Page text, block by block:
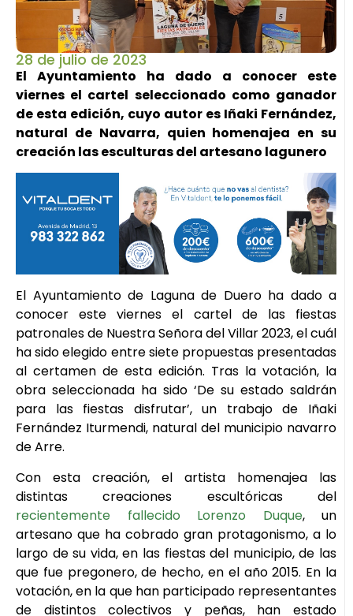
28 de julio de 2023
El Ayuntamiento ha dado a conocer este
viernes el cartel seleccionado como ganador
de esta edición, cuyo autor es Iñaki Fernández,
natural de Navarra, quien homenajea en su
creación las esculturas del artesano lagunero
El Ayuntamiento de Laguna de Duero ha dado a
conocer este viernes el cartel de las fiestas
patronales de Nuestra Señora del Villar 2023, el cuál
ha sido elegido entre siete propuestas presentadas
al certamen de esta edición. Tras la votación, la
obra seleccionada ha sido ‘De su estado saldrán
para las fiestas disfrutar’, un trabajo de Iñaki
Fernández Iturmendi, natural del municipio navarro
de Arre.
Con esta creación, el artista homenajea las
distintas creaciones escultóricas del
recientemente fallecido Lorenzo Duque, un
artesano que ha cobrado gran protagonismo, a lo
largo de su vida, en las fiestas del municipio, de las
que fue pregonero, de hecho, en el año 2015. En la
votación, en la que han participado representantes
de distintos colectivos y peñas, han estado